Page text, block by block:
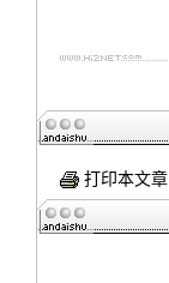
打印本文章